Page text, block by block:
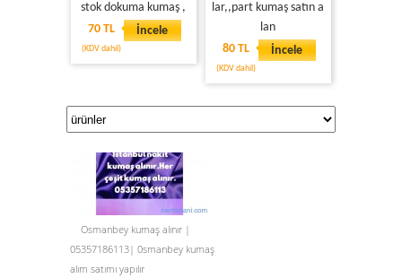
stok dokuma kumaş ,
70 TL
(KDV dahil)
İncele
lar,,part kumaş satın a
lan
80 TL
(KDV dahil)
İncele
Osmanbey kumaş alınır |
05357186113| 0smanbey kumaş
alım satımı yapılır